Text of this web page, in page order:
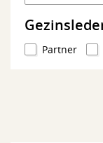
Of
Partner